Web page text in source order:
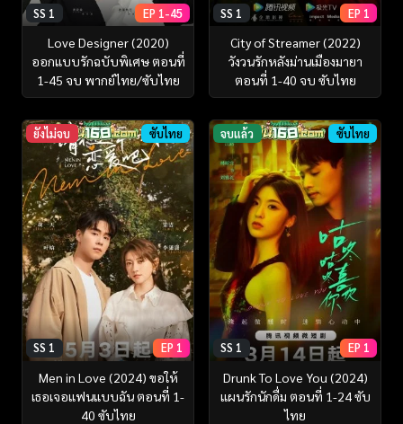
SS 1 EP 1-45
Love Designer (2020)
ออกแบบรักฉบับพิเศษ ตอนที่
1-45 จบ พากย์ไทย/ซับไทย
SS 1 EP 1
City of Streamer (2022)
วังวนรักหลังม่านเมืองมายา
ตอนที่ 1-40 จบ ซับไทย
ยังไม่จบ ซับไทย
SS 1 EP 1
Men in Love (2024) ขอให้
เธอเจอแฟนแบบฉัน ตอนที่ 1-
40 ซับไทย
จบแล้ว ซับไทย
SS 1 EP 1
Drunk To Love You (2024)
แผนรักนักดื่ม ตอนที่ 1-24 ซับ
ไทย